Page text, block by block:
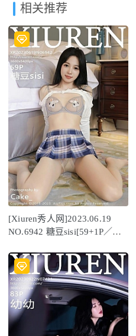
相关推荐
[Xiuren秀人网]2023.06.19
NO.6942 糖豆sisi[59+1P／